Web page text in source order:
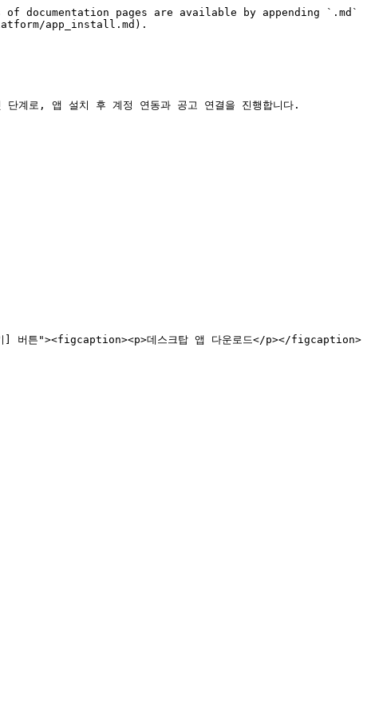
documentation pages are available by appending `.md`
app_install.md).
단계로, 앱 설치 후 계정 연동과 공고 연결을 진행합니다.
버튼"><figcaption><p>데스크탑 앱 다운로드</p></figcaption>